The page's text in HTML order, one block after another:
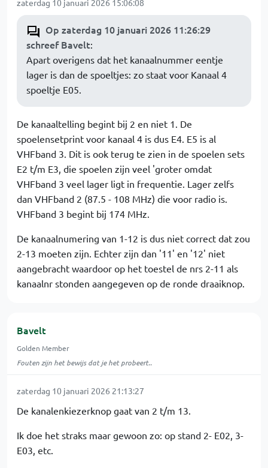
zaterdag 10 januari 2026 15:06:08
Op zaterdag 10 januari 2026 11:26:29
schreef Bavelt:
Apart overigens dat het kanaalnummer eentje
lager is dan de spoeltjes: zo staat voor Kanaal 4
spoeltje E05.
De kanaaltelling begint bij 2 en niet 1. De
spoelensetprint voor kanaal 4 is dus E4. E5 is al
VHFband 3. Dit is ook terug te zien in de spoelen sets
E2 t/m E3, die spoelen zijn veel 'groter omdat
VHFband 3 veel lager ligt in frequentie. Lager zelfs
dan VHFband 2 (87.5 - 108 MHz) die voor radio is.
VHFband 3 begint bij 174 MHz.
De kanaalnumering van 1-12 is dus niet correct dat zou
2-13 moeten zijn. Echter zijn dan '11' en '12' niet
aangebracht waardoor op het toestel de nrs 2-11 als
kanaalnr stonden aangegeven op de ronde draaiknop.
Bavelt
Golden Member
Fouten zijn het bewijs dat je het probeert..
zaterdag 10 januari 2026 21:13:27
De kanalenkiezerknop gaat van 2 t/m 13.
Ik doe het straks maar gewoon zo: op stand 2- E02, 3-
E03, etc.